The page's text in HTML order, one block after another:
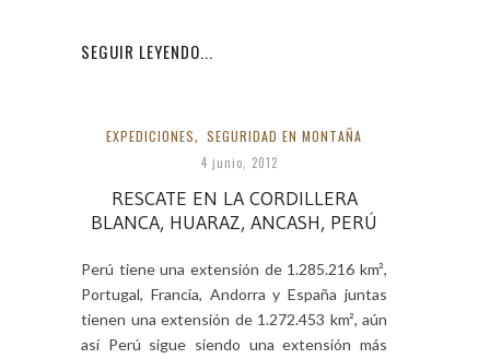
SEGUIR LEYENDO...
EXPEDICIONES, SEGURIDAD EN MONTAÑA
4 junio, 2012
RESCATE EN LA CORDILLERA
BLANCA, HUARAZ, ANCASH, PERÚ
Perú tiene una extensión de 1.285.216 km²,
Portugal, Francia, Andorra y España juntas
tienen una extensión de 1.272.453 km², aún
así Perú sigue siendo una extensión más